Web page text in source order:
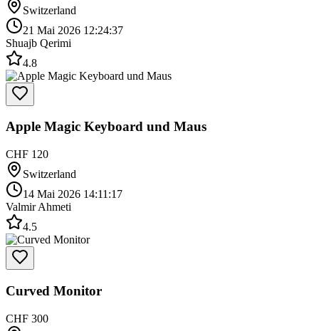
Switzerland
21 Mai 2026 12:24:37
Shuajb Qerimi
4.8
Apple Magic Keyboard und Maus
CHF 120
Switzerland
14 Mai 2026 14:11:17
Valmir Ahmeti
4.5
Curved Monitor
CHF 300